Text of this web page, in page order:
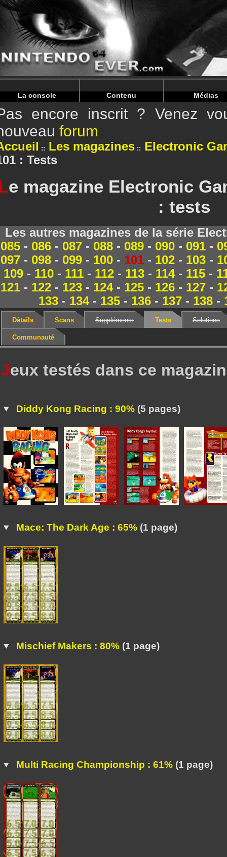
Warning: Undefined array key "HTTP_REFERER" in /
Warning: Undefined array key "HTTP_REFERER" in /
La console Contenu Médias
encore inscrit ? Venez
forum
Les magazines
Electronic
: Tests
e magazine Electronic
: tests
Les autres magazines de la série
085 - 086 - 087 - 088 - 089 - 090 - 091 -
097 - 098 - 099 - 100 - 101 - 102 - 103 -
109- 110- 111- 112- 113- 114- 115-
121 - 122 - 123 - 124- 125 - 126 - 127 -
133- 134- 135- 136- 137- 138-
Détails Scans Suppléments Tests Solutions
Communauté
Jeux testés dans ce
Diddy Kong Racing : 90%(5 pages)
Mace: The Dark Age : 65%(1 page)
Mischief Makers : 80%(1 page)
Multi Racing Championship : 61%(1 page)